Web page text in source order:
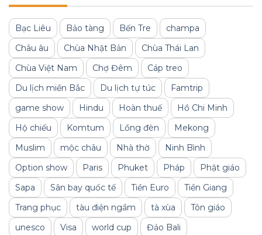
Bạc Liêu Bảo tàng Bến Tre
champa
Châu âu
Chùa Nhật Bản
Chùa Thái Lan
Chùa Việt Nam
Chợ Đêm
Cáp treo
Du lịch miền Bắc
Du lịch tự túc
Famtrip
game show
Hindu Hoàn thuế
Hồ Chi Minh
Hộ chiếu
Komtum Lồng đèn
Mekong
Muslim
mộc châu Nhà thờ
Ninh Bình
Option show
Paris Phuket Pháp
Phật giáo
Sapa
Sân bay quốc tế Tiền Euro
Tiền Giang
Trang phục
tàu điện ngầm tà xùa
Tôn giáo
unesco
Visa world cup
Đảo Bali